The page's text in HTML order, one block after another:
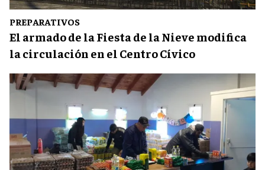
PREPARATIVOS
El armado de la Fiesta de la Nieve modifica
la circulación en el Centro Cívico